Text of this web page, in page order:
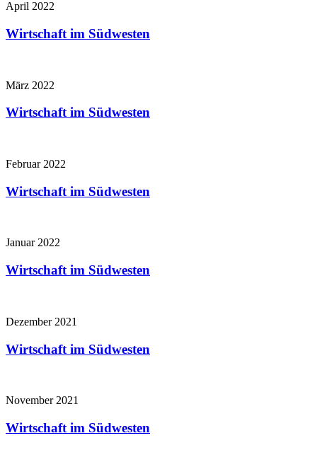
April 2022
Wirtschaft im Südwesten
März 2022
Wirtschaft im Südwesten
Februar 2022
Wirtschaft im Südwesten
Januar 2022
Wirtschaft im Südwesten
Dezember 2021
Wirtschaft im Südwesten
November 2021
Wirtschaft im Südwesten